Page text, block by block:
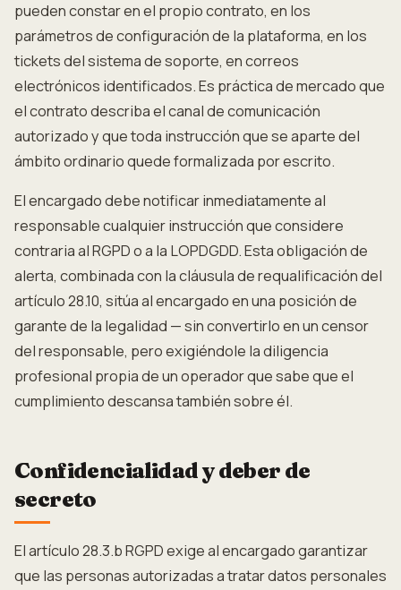
pueden constar en el propio contrato, en los
parámetros de configuración de la plataforma, en los
tickets del sistema de soporte, en correos
electrónicos identificados. Es práctica de mercado que
el contrato describa el canal de comunicación
autorizado y que toda instrucción que se aparte del
ámbito ordinario quede formalizada por escrito.
El encargado debe notificar inmediatamente al
responsable cualquier instrucción que considere
contraria al RGPD o a la LOPDGDD. Esta obligación de
alerta, combinada con la cláusula de requalificación del
artículo 28.10, sitúa al encargado en una posición de
garante de la legalidad — sin convertirlo en un censor
del responsable, pero exigiéndole la diligencia
profesional propia de un operador que sabe que el
cumplimiento descansa también sobre él.
Confidencialidad y deber de
secreto
El artículo 28.3.b RGPD exige al encargado garantizar
que las personas autorizadas a tratar datos personales